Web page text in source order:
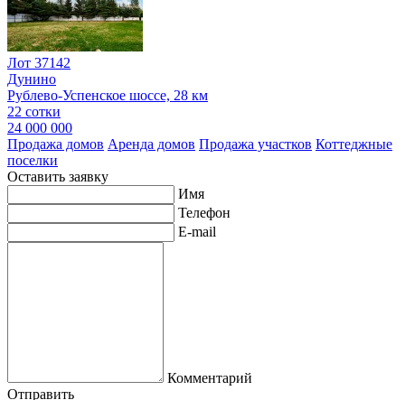
Лот 37142
Дунино
Рублево-Успенское шоссе, 28 км
22 сотки
24 000 000
Продажа домов Аренда домов Продажа участков Коттеджные
поселки
Оставить заявку
Имя
Телефон
E-mail
Комментарий
Отправить